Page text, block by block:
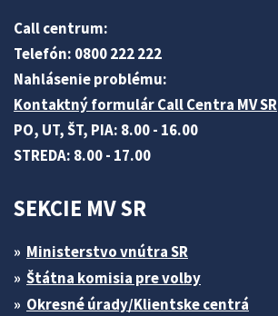
Call centrum:
Telefón: 0800 222 222
Nahlásenie problému:
Kontaktný formulár Call Centra MV SR
PO, UT, ŠT, PIA: 8.00 - 16.00
STREDA: 8.00 - 17.00
SEKCIE MV SR
Ministerstvo vnútra SR
Štátna komisia pre volby
Okresné úrady/Klientske centrá